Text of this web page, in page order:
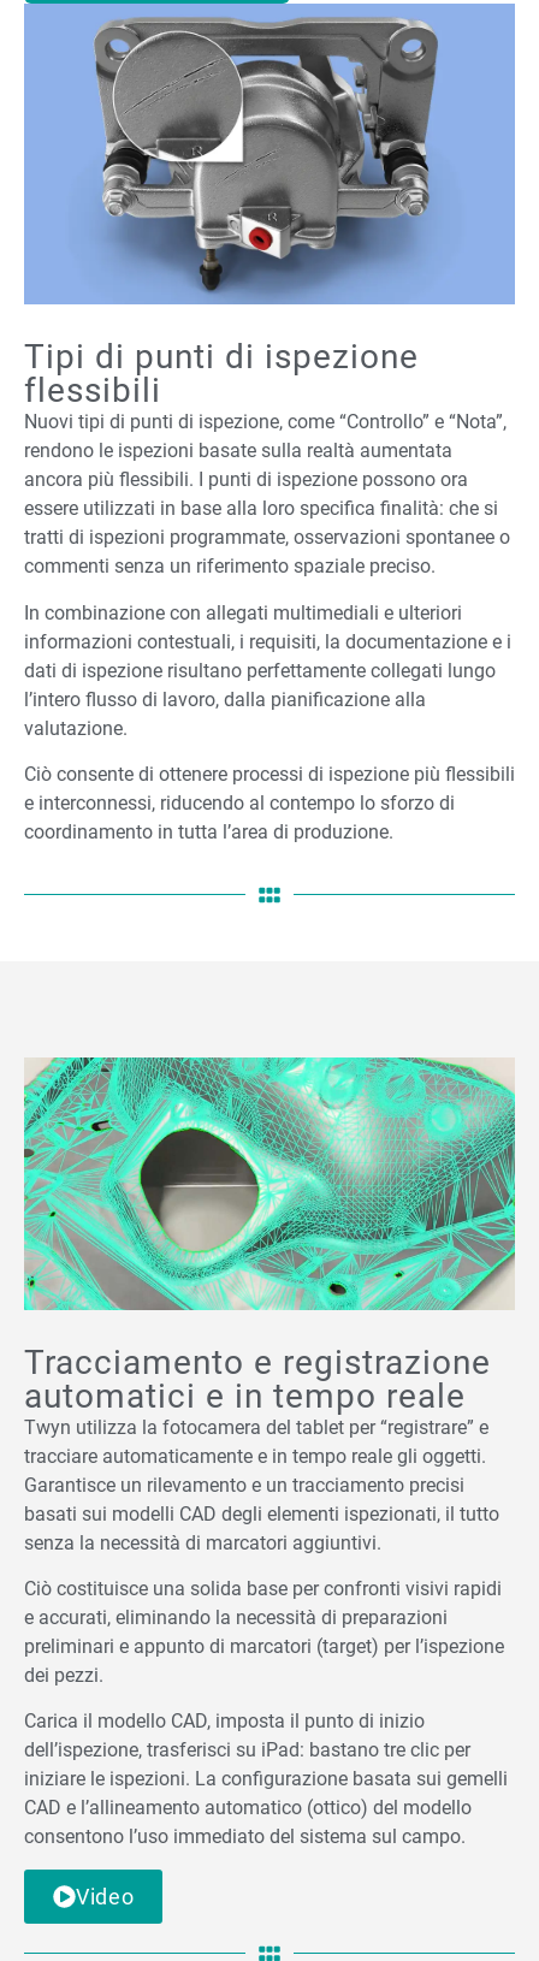
Tipi di punti di ispezione
flessibili
Nuovi tipi di punti di ispezione, come “Controllo” e “Nota”,
rendono le ispezioni basate sulla realtà aumentata
ancora più flessibili. I punti di ispezione possono ora
essere utilizzati in base alla loro specifica finalità: che si
tratti di ispezioni programmate, osservazioni spontanee o
commenti senza un riferimento spaziale preciso.
In combinazione con allegati multimediali e ulteriori
informazioni contestuali, i requisiti, la documentazione e i
dati di ispezione risultano perfettamente collegati lungo
l’intero flusso di lavoro, dalla pianificazione alla
valutazione.
Ciò consente di ottenere processi di ispezione più flessibili
e interconnessi, riducendo al contempo lo sforzo di
coordinamento in tutta l’area di produzione.
Tracciamento e registrazione
automatici e in tempo reale
Twyn utilizza la fotocamera del tablet per “registrare” e
tracciare automaticamente e in tempo reale gli oggetti.
Garantisce un rilevamento e un tracciamento precisi
basati sui modelli CAD degli elementi ispezionati, il tutto
senza la necessità di marcatori aggiuntivi.
Ciò costituisce una solida base per confronti visivi rapidi
e accurati, eliminando la necessità di preparazioni
preliminari e appunto di marcatori (target) per l’ispezione
dei pezzi.
Carica il modello CAD, imposta il punto di inizio
dell’ispezione, trasferisci su iPad: bastano tre clic per
iniziare le ispezioni. La configurazione basata sui gemelli
CAD e l’allineamento automatico (ottico) del modello
consentono l’uso immediato del sistema sul campo.
Video